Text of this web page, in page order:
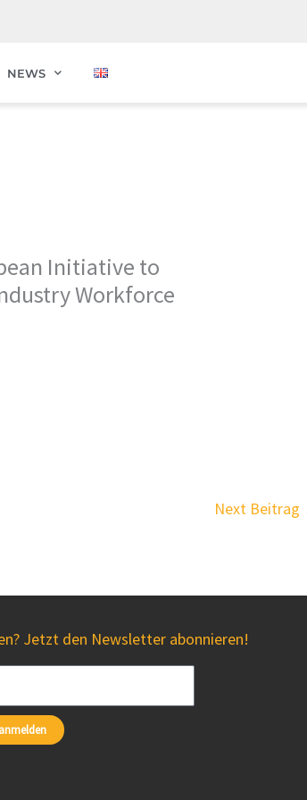
NEWS
Initiative to
Workforce
Next Beitrag
Jetzt den Newsletter abonnieren!